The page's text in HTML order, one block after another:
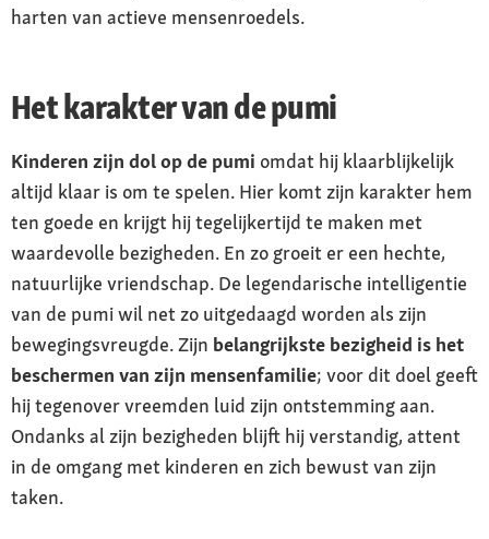
harten van actieve mensenroedels.
Het karakter van de pumi
Kinderen zijn dol op de pumi omdat hij klaarblijkelijk
altijd klaar is om te spelen. Hier komt zijn karakter hem
ten goede en krijgt hij tegelijkertijd te maken met
waardevolle bezigheden. En zo groeit er een hechte,
natuurlijke vriendschap. De legendarische intelligentie
van de pumi wil net zo uitgedaagd worden als zijn
bewegingsvreugde. Zijn belangrijkste bezigheid is het
beschermen van zijn mensenfamilie; voor dit doel geeft
hij tegenover vreemden luid zijn ontstemming aan.
Ondanks al zijn bezigheden blijft hij verstandig, attent
in de omgang met kinderen en zich bewust van zijn
taken.